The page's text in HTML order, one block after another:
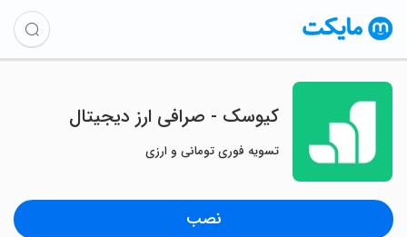
کیوسک - صرافی ارز دیجیتال
تسویه فوری تومانی و ارزی
نصب